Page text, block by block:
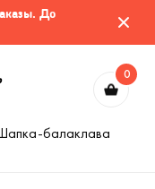
До
0
балаклава